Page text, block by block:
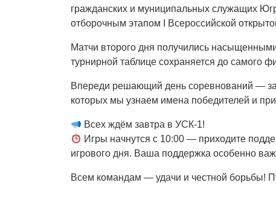
гражданских и муниципальных служащих
отборочным этапом I Всероссийской
Матчи второго дня получились
турнирной таблице сохраняется до самого
Впереди решающий день соревнований —
которых мы узнаем имена победителей и
Всех ждём завтра в УСК-1!
Игры начнутся с 10:00 — приходите
игрового дня. Ваша поддержка особенно
Всем командам — удачи и честной борьбы!